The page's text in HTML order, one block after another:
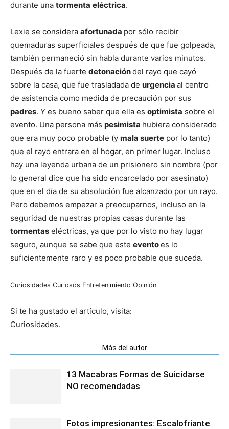
durante una tormenta eléctrica.
Lexie se considera afortunada por sólo recibir
quemaduras superficiales después de que fue golpeada,
también permaneció sin habla durante varios minutos.
Después de la fuerte detonacióndel rayo que cayó
sobre la casa, que fue trasladada de urgencia al centro
de asistencia como medida de precaución por sus
padres. Y es bueno saber que ella es optimista sobre el
evento. Una persona más pesimista hubiera considerado
que era muy poco probable (y mala suerte por lo tanto)
que el rayo entrara en el hogar, en primer lugar. Incluso
hay una leyenda urbana de un prisionero sin nombre (por
lo general dice que ha sido encarcelado por asesinato)
que en el día de su absolución fue alcanzado por un rayo.
Pero debemos empezar a preocuparnos, incluso en la
seguridad de nuestras propias casas durante las
tormentas eléctricas, ya que por lo visto no hay lugar
seguro, aunque se sabe que este eventoes lo
suficientemente raro y es poco probable que suceda.
Curiosidades Curiosos Entretenimiento Opinión
Si te ha gustado el artículo, visita:
Curiosidades.
Más del autor
13 Macabras Formas de Suicidarse
NO recomendadas
Fotos impresionantes: Escalofriante